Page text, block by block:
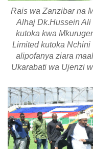
Rais wa Zanzibar na
Alhaj Dk.Hussein
kutoka kwa
Limited kutoka
alipofanya ziara
Ukarabati wa Ujenzi